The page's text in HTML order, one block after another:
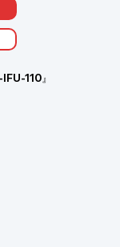
圧応用機器　等
110』